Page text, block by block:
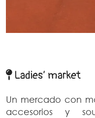
Ladies’ market
Un mercado con
accesorios y